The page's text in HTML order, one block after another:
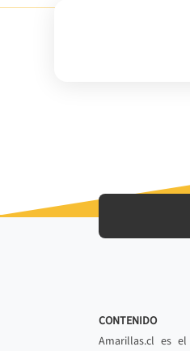
CONTENIDO
Amarillas.cl es